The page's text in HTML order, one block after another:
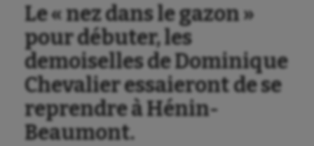
Le « nez dans le gazon »
pour débuter, les
demoiselles de Dominique
Chevalier essaieront de se
reprendre à Hénin-
Beaumont.